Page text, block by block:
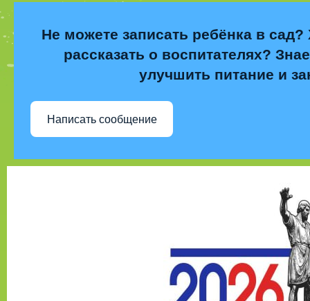
Не можете записать ребёнка в сад?
рассказать о воспитателях?
улучшить питание и
Написать сообщение